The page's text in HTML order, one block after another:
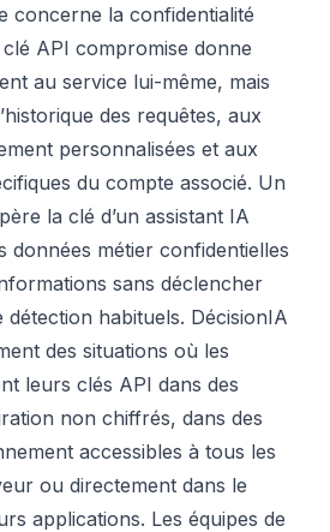
concerne la confidentialité
API compromise donne
au service lui-même, mais
des requêtes, aux
personnalisées et aux
du compte associé. Un
la clé d’un assistant IA
données métier confidentielles
sans déclencher
détection habituels. DécisionIA
des situations où les
leurs clés API dans des
non chiffrés, dans des
accessibles à tous les
ou directement dans le
applications. Les équipes de